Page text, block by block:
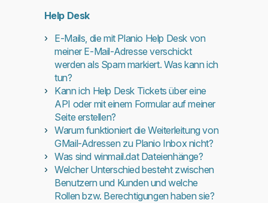
Help Desk
E-Mails, die mit Planio Help Desk von
meiner E-Mail-Adresse verschickt
werden als Spam markiert. Was kann ich
tun?
Kann ich Help Desk Tickets über eine
API oder mit einem Formular auf meiner
Seite erstellen?
Warum funktioniert die Weiterleitung von
GMail-Adressen zu Planio Inbox nicht?
Was sind winmail.dat Dateienhänge?
Welcher Unterschied besteht zwischen
Benutzern und Kunden und welche
Rollen bzw. Berechtigungen haben sie?